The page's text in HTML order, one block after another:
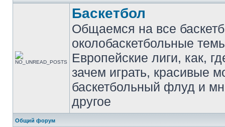
Баскетбол
Общаемся на все
околобаскетбольные
Европейские лиги, как,
зачем играть, красивые
баскетбольный флуд и
другое
Общий форум